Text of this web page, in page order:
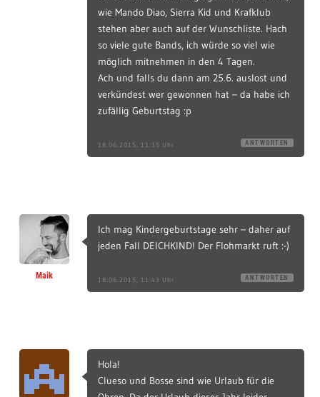
wie Mando Diao, Sierra Kid und Krafklub
stehen aber auch auf der Wunschliste. Hach
so viele gute Bands, ich würde so viel wie
möglich mitnehmen in den 4 Tagen.
Ach und falls du dann am 25.6. auslost und
verkündest wer gewonnen hat – da habe ich
zufällig Geburtstag :p
18.06.2015, 11:35 Uhr ANTWORTEN
Maik
Ich mag Kindergeburtstage sehr – daher auf
jeden Fall DEICHKIND! Der Flohmarkt ruft :-)
18.06.2015, 11:43 Uhr ANTWORTEN
Hola!
Clueso und Bosse sind wie Urlaub für die